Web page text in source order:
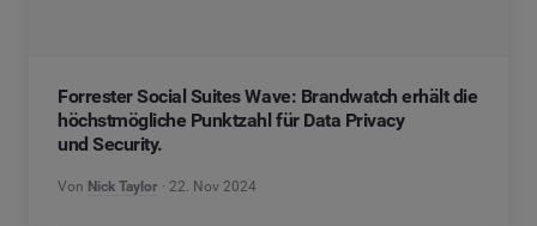
Forrester Social Suites Wave: Brandwatch erhält die
höchstmögliche Punktzahl für Data Privacy
und Security.
Von Nick Taylor 22. Nov 2024